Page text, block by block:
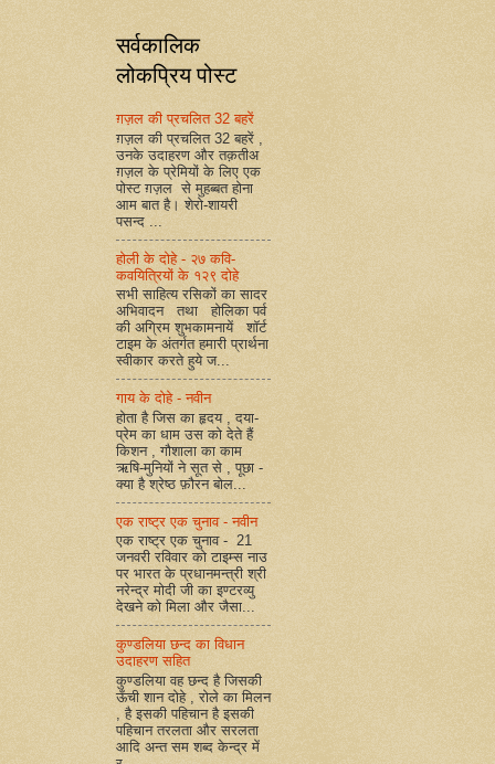
सर्वकालिक
लोकप्रिय पोस्ट
ग़ज़ल की प्रचलित 32 बहरें
ग़ज़ल की प्रचलित 32 बहरें ,
उनके उदाहरण और तक़तीअ
ग़ज़ल के प्रेमियों के लिए एक
पोस्ट ग़ज़ल से मुहब्बत होना
आम बात है। शेरो-शायरी
पसन्द ...
होली के दोहे - २७ कवि-
कवयित्रियों के १२९ दोहे
सभी साहित्य रसिकों का सादर
अभिवादन तथा होलिका पर्व
की अग्रिम शुभकामनायें शॉर्ट
टाइम के अंतर्गत हमारी प्रार्थना
स्वीकार करते हुये ज...
गाय के दोहे - नवीन
होता है जिस का हृदय , दया-
प्रेम का धाम उस को देते हैं
किशन , गौशाला का काम
ऋषि-मुनियों ने सूत से , पूछा -
क्या है श्रेष्ठ फ़ौरन बोल...
एक राष्ट्र एक चुनाव - नवीन
एक राष्ट्र एक चुनाव - 21
जनवरी रविवार को टाइम्स नाउ
पर भारत के प्रधानमन्त्री श्री
नरेन्द्र मोदी जी का इण्टरव्यु
देखने को मिला और जैसा...
कुण्डलिया छन्द का विधान
उदाहरण सहित
कुण्डलिया वह छन्द है जिसकी
ऊँची शान दोहे , रोले का मिलन
, है इसकी पहिचान है इसकी
पहिचान तरलता और सरलता
आदि अन्त सम शब्द केन्द्र में